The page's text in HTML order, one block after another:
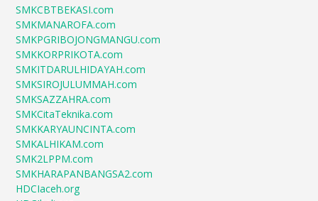
SMKCBTBEKASI.com
SMKMANAROFA.com
SMKPGRIBOJONGMANGU.com
SMKKORPRIKOTA.com
SMKITDARULHIDAYAH.com
SMKSIROJULUMMAH.com
SMKSAZZAHRA.com
SMKCitaTeknika.com
SMKKARYAUNCINTA.com
SMKALHIKAM.com
SMK2LPPM.com
SMKHARAPANBANGSA2.com
HDCIaceh.org